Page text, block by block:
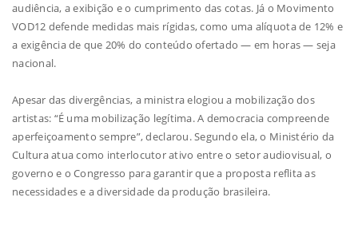
audiência, a exibição e o cumprimento das cotas. Já o Movimento
VOD12 defende medidas mais rígidas, como uma alíquota de 12% e
a exigência de que 20% do conteúdo ofertado — em horas — seja
nacional.
Apesar das divergências, a ministra elogiou a mobilização dos
artistas: “É uma mobilização legítima. A democracia compreende
aperfeiçoamento sempre”, declarou. Segundo ela, o Ministério da
Cultura atua como interlocutor ativo entre o setor audiovisual, o
governo e o Congresso para garantir que a proposta reflita as
necessidades e a diversidade da produção brasileira.